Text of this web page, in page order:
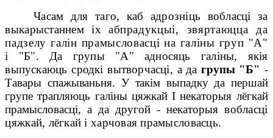
Часам для таго, каб адрозніць вобласці за
выкарыстаннем іх абпрадукцыі, звяртаюцца да
падзелу галін прамысловасці на галіны груп "А"
і "Б". Да групы "А" адносяць галіны, якія
выпускаюць сродкі вытворчасці, а да групы "Б" -
Тавары спажываньня. У такім выпадку да першай
групетрапляюць галіны цяжкай І некаторыя лёгкай
прамысловасці, а да другой - некаторыявобласці
цяжкай, лёгкай і харчовая прамысловасць.